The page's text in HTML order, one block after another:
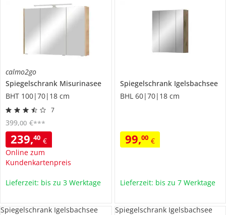
calmo2go
Spiegelschrank Misurinasee
BHT 100|70|18 cm
7
239,40 €
Online zum
Kundenkartenpreis
399,00 €***
Lieferzeit: bis zu 3 Werktage
Spiegelschrank Igelsbachsee
BHL 60|70|18 cm
99,00 €
Lieferzeit: bis zu 7 Werktage
Spiegelschrank Igelsbachsee Spiegelschrank Igelsbachsee